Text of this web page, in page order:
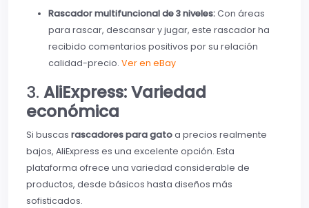
Rascador multifuncional de 3 niveles:Con áreas
para rascar, descansar y jugar, este rascador ha
recibido comentarios positivos por su relación
calidad-precio. Ver en eBay
3. AliExpress: Variedad
económica
Si buscas rascadores para gatoa precios realmente
bajos, AliExpress es una excelente opción. Esta
plataforma ofrece una variedad considerable de
productos, desde básicos hasta diseños más
sofisticados.